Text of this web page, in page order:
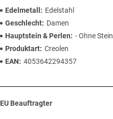
Edelmetall
Edelstahl
Geschlecht
Damen
Hauptstein & Perlen
- Ohne Stein
Produktart Creolen
EAN
4053642294357
EU Beauftragter